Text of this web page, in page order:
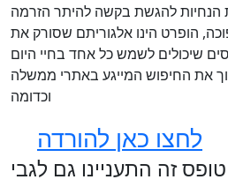
הנחיות להגשת בקשה להיתר הזרמה
הופרט הינו אלגוריתם שסורק את
שיכולים לשמש כל אחד בחיי היום
את החיפוש המייגע באתרי ממשלה
וכדומה
לחצו כאן להורדה
זה התעניינו גם לגבי